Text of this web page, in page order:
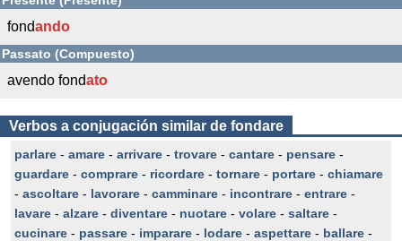
fondando
Passato (Compuesto)
avendo fondato
Verbos a conjugación similar de fondare
parlare - amare - arrivare - trovare - cantare - pensare -
guardare - comprare - ricordare - tornare - portare - chiamare
- ascoltare - lavorare - camminare - incontrare - entrare -
lavare - alzare - diventare - nuotare - volare - saltare -
cucinare - passare - imparare - lodare - aspettare - ballare -